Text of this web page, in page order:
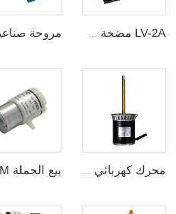
LV-2A مضخة شفط دوارة صغيرة ذات مرحلة واحدة أو مزدوجة لمكيفات الهواء